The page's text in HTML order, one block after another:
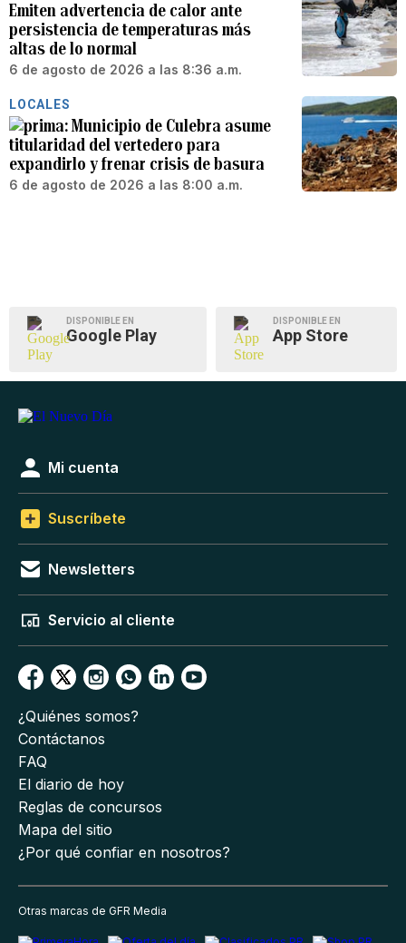
Emiten advertencia de calor ante
persistencia de temperaturas más
altas de lo normal
6 de agosto de 2026 a las 8:36 a.m.
LOCALES
Municipio de Culebra asume
titularidad del vertedero para
expandirlo y frenar crisis de basura
6 de agosto de 2026 a las 8:00 a.m.
DISPONIBLE EN
Google Play
DISPONIBLE EN
App Store
Mi cuenta
Suscríbete
Newsletters
Servicio al cliente
¿Quiénes somos?
Contáctanos
FAQ
El diario de hoy
Reglas de concursos
Mapa del sitio
¿Por qué confiar en nosotros?
Otras marcas de GFR Media